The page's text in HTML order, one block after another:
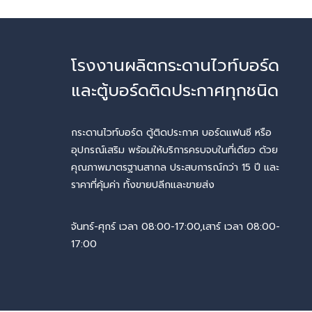
โรงงานผลิตกระดานไวท์บอร์ด
และตู้บอร์ดติดประกาศทุกชนิด
กระดานไวท์บอร์ด ตู้ติดประกาศ บอร์ดแฟนซี หรือ
อุปกรณ์เสริม พร้อมให้บริการครบจบในที่เดียว ด้วย
คุณภาพมาตรฐานสากล ประสบการณ์กว่า 15 ปี และ
ราคาที่คุ้มค่า ทั้งขายปลีกและขายส่ง
จันทร์-ศุกร์ เวลา 08:00-17:00,เสาร์ เวลา 08:00-
17:00